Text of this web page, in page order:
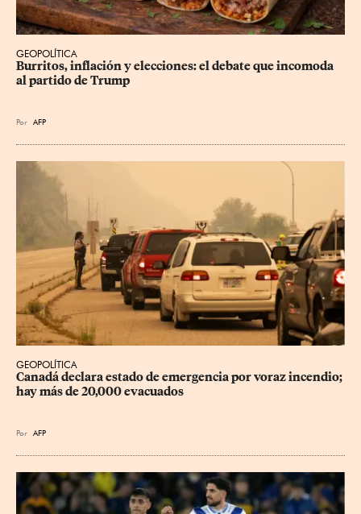
GEOPOLÍTICA
Burritos, inflación y elecciones: el debate que incomoda
al partido de Trump
Por AFP
GEOPOLÍTICA
Canadá declara estado de emergencia por voraz incendio;
hay más de 20,000 evacuados
Por AFP